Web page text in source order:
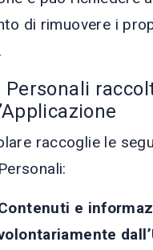
di rimuovere i
Personali
raccoglie le
e